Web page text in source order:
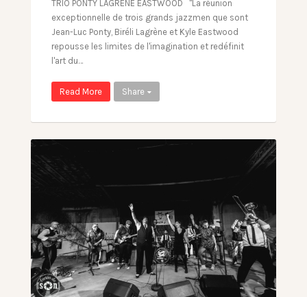
TRIO PONTY LAGRENE EASTWOOD "La réunion
exceptionnelle de trois grands jazzmen que sont
Jean-Luc Ponty, Biréli Lagrène et Kyle Eastwood
repousse les limites de l'imagination et redéfinit
l'art du…
Read More Share